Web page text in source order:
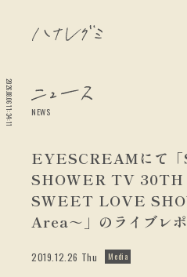
2026.08.06 11:34:11 NEWS
EYESCREAMにて
SHOWER TV
SWEET LOVE
Area～」のライブレ
2019.12.26 Thu Media